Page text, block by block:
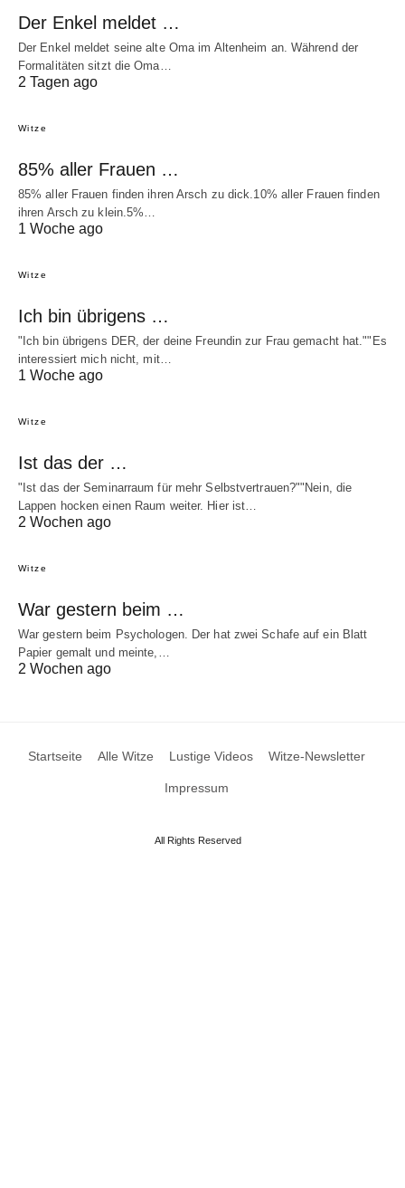
Der Enkel meldet …
Der Enkel meldet seine alte Oma im Altenheim an. Während der
Formalitäten sitzt die Oma…
2 Tagen ago
Witze
85% aller Frauen …
85% aller Frauen finden ihren Arsch zu dick.10% aller Frauen finden
ihren Arsch zu klein.5%…
1 Woche ago
Witze
Ich bin übrigens …
"Ich bin übrigens DER, der deine Freundin zur Frau gemacht hat.""Es
interessiert mich nicht, mit…
1 Woche ago
Witze
Ist das der …
"Ist das der Seminarraum für mehr Selbstvertrauen?""Nein, die
Lappen hocken einen Raum weiter. Hier ist…
2 Wochen ago
Witze
War gestern beim …
War gestern beim Psychologen. Der hat zwei Schafe auf ein Blatt
Papier gemalt und meinte,…
2 Wochen ago
Startseite Alle Witze Lustige Videos Witze-Newsletter
Impressum
All Rights Reserved